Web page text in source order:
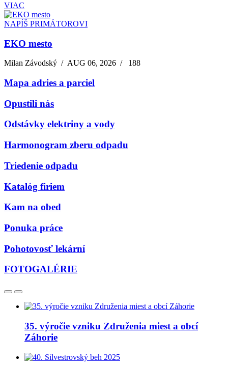
VIAC
NAPÍŠ PRIMÁTOROVI
EKO mesto
Milan Závodský /AUG 06, 2026 / 188
Mapa adries a parciel
Opustili nás
Odstávky elektriny a vody
Harmonogram zberu odpadu
Triedenie odpadu
Katalóg firiem
Kam na obed
Ponuka práce
Pohotovosť lekární
FOTOGALÉRIE
35. výročie vzniku Združenia miest a obcí
Záhorie